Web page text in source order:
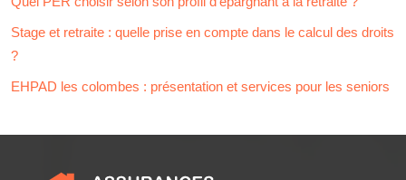
Stage et retraite : quelle prise en compte dans le calcul des droits
?
EHPAD les colombes : présentation et services pour les seniors